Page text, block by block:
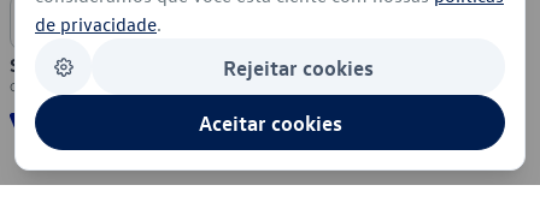
Segurança
de privacidade.
Rejeitar cookies
Aceitar cookies